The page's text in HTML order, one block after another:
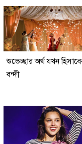
শুভেচ্ছার অর্থ যখন
বন্দী